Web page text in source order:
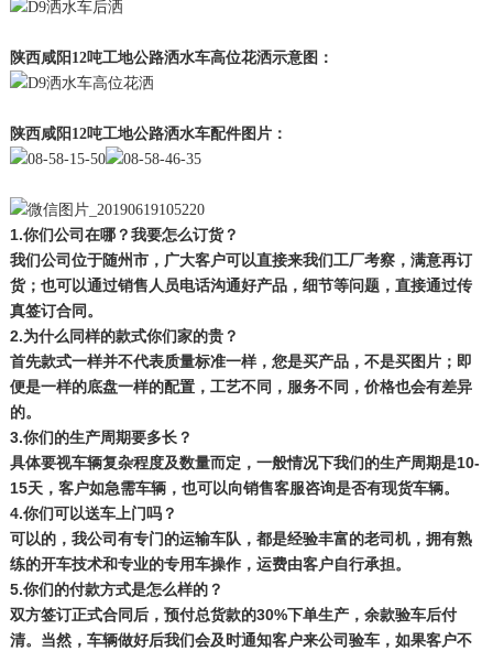
陕西咸阳12吨工地公路洒水车高位花洒示意图：
陕西咸阳12吨工地公路洒水车配件图片：
1.你们公司在哪？我要怎么订货？
我们公司位于随州市，广大客户可以直接来我们工厂考察，满意再订
货；也可以通过销售人员电话沟通好产品，细节等问题，直接通过传
真签订合同。
2.为什么同样的款式你们家的贵？
首先款式一样并不代表质量标准一样，您是买产品，不是买图片；即
便是一样的底盘一样的配置，工艺不同，服务不同，价格也会有差异
的。
3.你们的生产周期要多长？
具体要视车辆复杂程度及数量而定，一般情况下我们的生产周期是10-
15天，客户如急需车辆，也可以向销售客服咨询是否有现货车辆。
4.你们可以送车上门吗？
可以的，我公司有专门的运输车队，都是经验丰富的老司机，拥有熟
练的开车技术和专业的专用车操作，运费由客户自行承担。
5.你们的付款方式是怎么样的？
双方签订正式合同后，预付总货款的30%下单生产，余款验车后付
清。当然，车辆做好后我们会及时通知客户来公司验车，如果客户不